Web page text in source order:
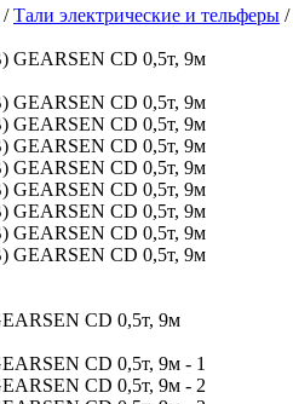
/Тали электрические и тельферы /